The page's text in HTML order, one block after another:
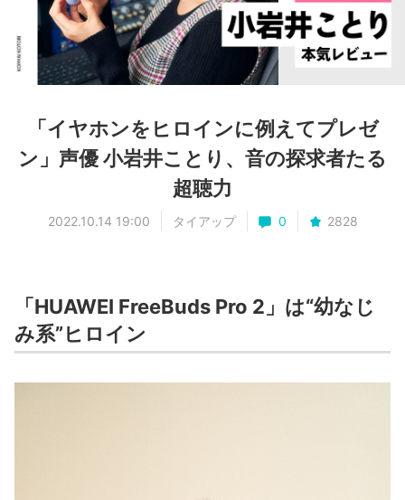
「イヤホンをヒロインに例えてプレゼ
ン」声優 小岩井ことり、音の探求者たる
超聴力
2022.10.14 19:00 タイアップ 0 2828
「HUAWEI FreeBuds Pro 2」は“幼なじ
み系”ヒロイン